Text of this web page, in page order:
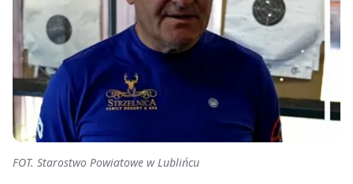
FOT. Starostwo Powiatowe w Lublińcu